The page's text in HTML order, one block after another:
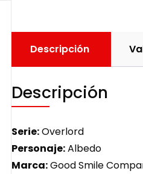
Descripción
Descripción
Serie:Overlord
Personaje:Albedo
Marca:Good Smile